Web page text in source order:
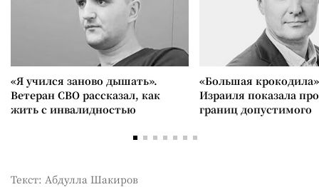
«Я учился заново дышать».
Ветеран СВО рассказал, как
жить с инвалидностью
«Большая
Израиля показала
границ допустимого
Текст: Абдулла Шакиров